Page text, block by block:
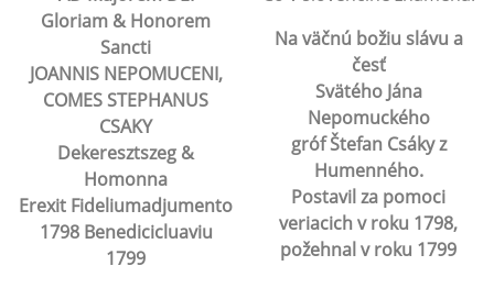
Gloriam & Honorem
Sancti
JOANNIS NEPOMUCENI,
COMES STEPHANUS
CSAKY
Dekeresztszeg &
Homonna
Erexit Fideliumadjumento
1798 Benedicicluaviu
1799
Na väčnú božiu slávu a
česť
Svätého Jána
Nepomuckého
gróf Štefan Csáky z
Humenného.
Postavil za pomoci
veriacich v roku 1798,
požehnal v roku 1799